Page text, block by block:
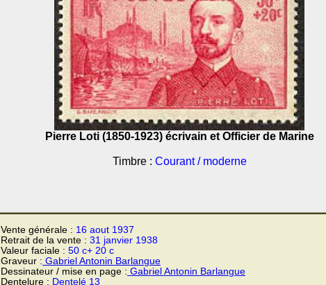
Pierre Loti (1850-1923) écrivain et Officier de Marine
Timbre : Courant / moderne
Vente générale : 16 aout 1937
Retrait de la vente : 31 janvier 1938
Valeur faciale : 50 c+ 20 c
Graveur : Gabriel Antonin Barlangue
Dessinateur / mise en page : Gabriel Antonin Barlangue
Dentelure : Dentelé 13